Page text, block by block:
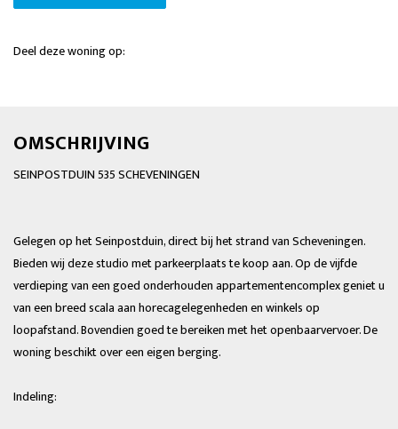
Deel deze woning op:
OMSCHRIJVING
SEINPOSTDUIN 535 SCHEVENINGEN
Gelegen op het Seinpostduin, direct bij het strand van Scheveningen.
Bieden wij deze studio met parkeerplaats te koop aan. Op de vijfde
verdieping van een goed onderhouden appartementencomplex geniet u
van een breed scala aan horecagelegenheden en winkels op
loopafstand. Bovendien goed te bereiken met het openbaarvervoer. De
woning beschikt over een eigen berging.
Indeling: